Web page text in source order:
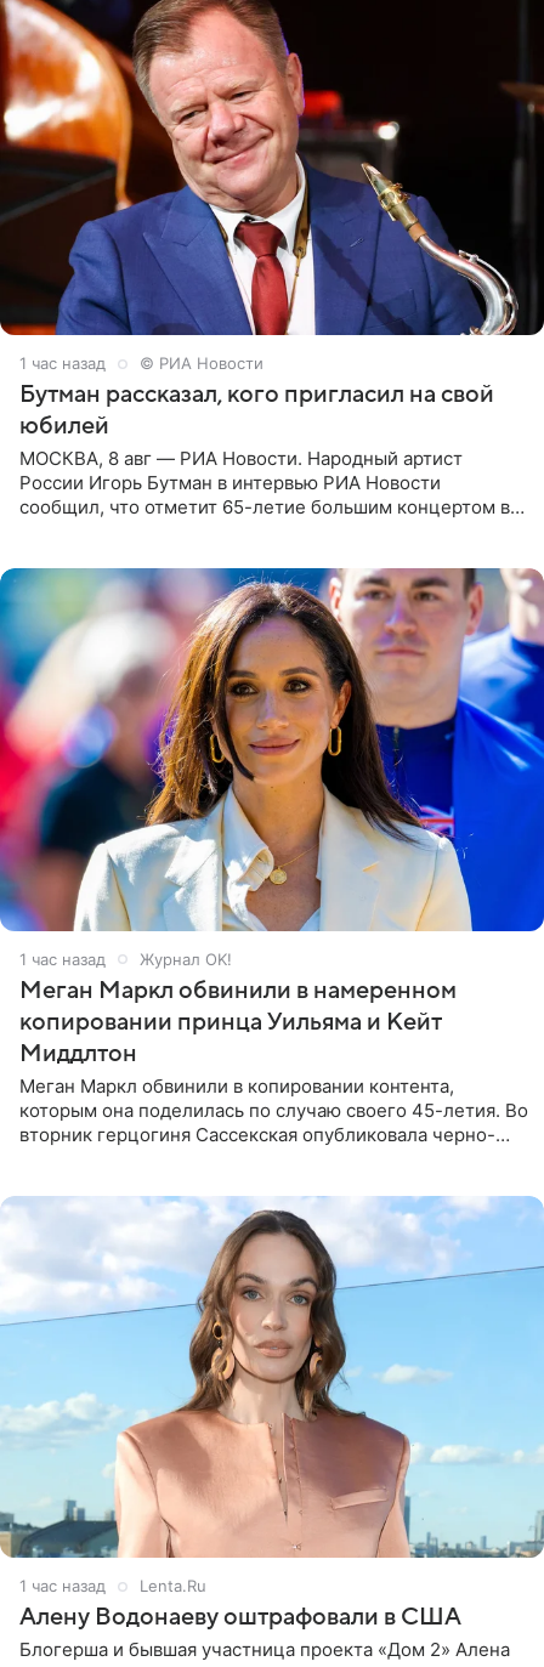
1 час назад © РИА Новости
Бутман рассказал, кого пригласил на свой
юбилей
МОСКВА, 8 авг — РИА Новости. Народный артист
России Игорь Бутман в интервью РИА Новости
сообщил, что отметит 65-летие большим концертом в
1 час назад Журнал OK!
Меган Маркл обвинили в намеренном
копировании принца Уильяма и Кейт
Миддлтон
Меган Маркл обвинили в копировании контента,
которым она поделилась по случаю своего 45-летия. Во
вторник герцогиня Сассекская опубликовала черно-
1 час назад Lenta.Ru
Алену Водонаеву оштрафовали в США
Блогерша и бывшая участница проекта «Дом 2» Алена